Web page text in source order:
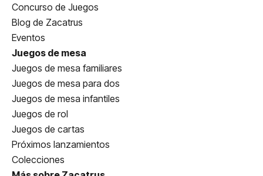
Concurso de Juegos
Blog de Zacatrus
Eventos
Juegos de mesa
Juegos de mesa familiares
Juegos de mesa para dos
Juegos de mesa infantiles
Juegos de rol
Juegos de cartas
Próximos lanzamientos
Colecciones